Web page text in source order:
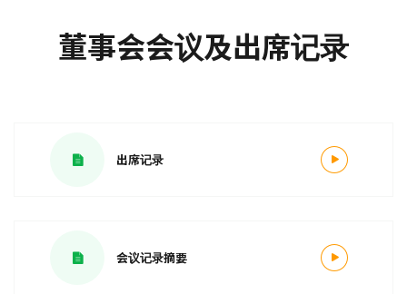
董事会会议及出席记录
出席记录
会议记录摘要